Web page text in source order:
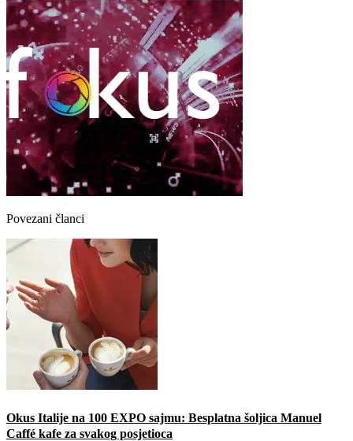
Povezani članci
Okus Italije na 100 EXPO sajmu: Besplatna šoljica Manuel
Caffé kafe za svakog posjetioca